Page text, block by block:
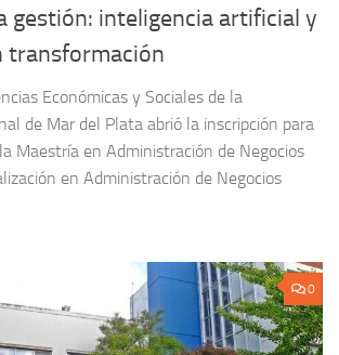
gestión: inteligencia artificial y
transformación
Económicas y Sociales de la
de Mar del Plata abrió la inscripción para
Maestría en Administración de Negocios
en Administración de Negocios
0